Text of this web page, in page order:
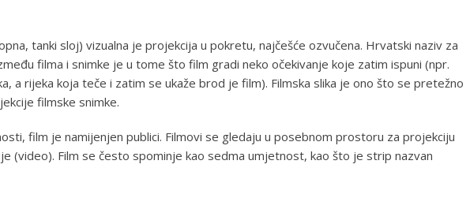
tanki sloj) vizualna je projekcija u pokretu, najčešće ozvučena. Hrvatski naziv za
filma i snimke je u tome što film gradi neko očekivanje koje zatim ispuni (npr.
a rijeka koja teče i zatim se ukaže brod je film). Filmska slika je ono što se pretežno
filmske snimke.
film je namijenjen publici. Filmovi se gledaju u posebnom prostoru za projekciju
(video). Film se često spominje kao sedma umjetnost, kao što je strip nazvan